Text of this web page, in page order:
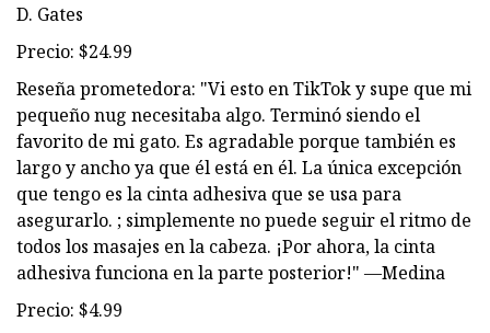
D. Gates
Precio: $24.99
Reseña prometedora: "Vi esto en TikTok y supe que mi
pequeño nug necesitaba algo. Terminó siendo el
favorito de mi gato. Es agradable porque también es
largo y ancho ya que él está en él. La única excepción
que tengo es la cinta adhesiva que se usa para
asegurarlo. ; simplemente no puede seguir el ritmo de
todos los masajes en la cabeza. ¡Por ahora, la cinta
adhesiva funciona en la parte posterior!" —Medina
Precio: $4.99